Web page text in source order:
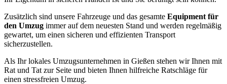
Zusätzlich sind unsere Fahrzeuge und das gesamte Equipment für
den Umzug immer auf dem neuesten Stand und werden regelmäßig
gewartet, um einen sicheren und effizienten Transport
sicherzustellen.
Als Ihr lokales Umzugsunternehmen in Gießen stehen wir Ihnen mit
Rat und Tat zur Seite und bieten Ihnen hilfreiche Ratschläge für
einen stressfreien Umzug.